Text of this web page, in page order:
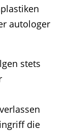
autologer
stets
die